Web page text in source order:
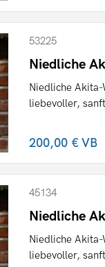
53225
Niedliche
Niedliche
liebevoller,
200,00 €VB
45134
Niedliche
Niedliche
liebevoller,